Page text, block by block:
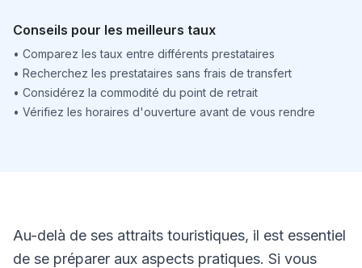
Conseils pour les meilleurs taux
• Comparez les taux entre différents prestataires
• Recherchez les prestataires sans frais de transfert
• Considérez la commodité du point de retrait
• Vérifiez les horaires d'ouverture avant de vous rendre
Au-delà de ses attraits touristiques, il est essentiel
de se préparer aux aspects pratiques. Si vous